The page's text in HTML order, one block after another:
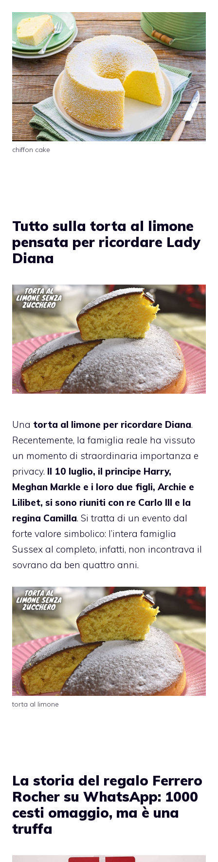
chiffon cake
Tutto sulla torta al limone
pensata per ricordare Lady
Diana
Una torta al limone per ricordare Diana.
Recentemente, la famiglia reale ha vissuto
un momento di straordinaria importanza e
privacy. Il 10 luglio, il principe Harry,
Meghan Markle e i loro due figli, Archie e
Lilibet, si sono riuniti con re Carlo III e la
regina Camilla. Si tratta di un evento dal
forte valore simbolico: l’intera famiglia
Sussex al completo, infatti, non incontrava il
sovrano da ben quattro anni.
torta al limone
La storia del regalo Ferrero
Rocher su WhatsApp: 1000
cesti omaggio, ma è una
truffa